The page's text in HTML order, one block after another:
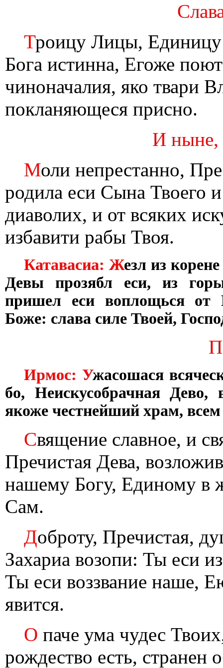
Троицу Лицы, Единицу
Бога истинна, Егоже поют
чиноначалия, яко твари
покланяющеся присно.
И ныне,
Моли непрестанно,
родила еси Сына Твоего
диаволих, и от всяких
избавити рабы Твоя.
Катавасиа: Жезл из
Девы прозябл еси, из
пришел еси воплощься от
Боже: слава силе Твоей,
Ирмос: Ужасошася
бо, Неискусобрачная
якоже честнейший храм,
Священие славное, и
Пречистая Дева,
нашему Богу, Единому в
Сам.
Доброту, Пречистая,
Захариа возопи: Ты еси
Ты еси воззвание наше,
явится.
О паче ума чудес
рождество есть, странен